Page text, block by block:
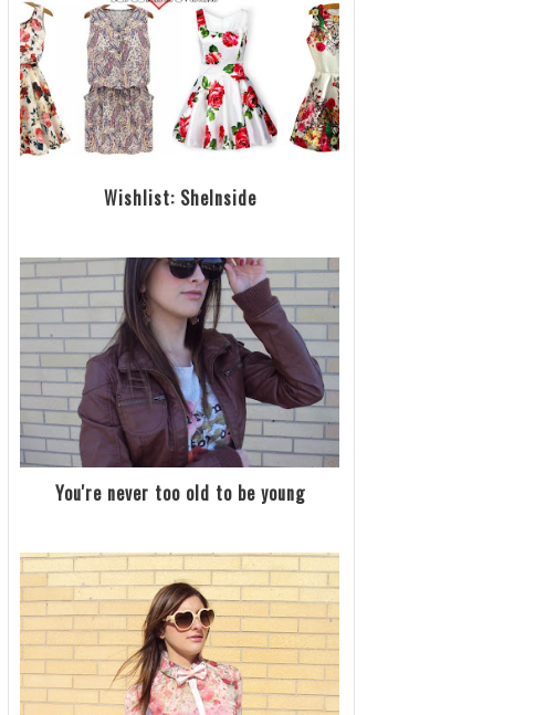
Wishlist: SheInside
You're never too old to be young